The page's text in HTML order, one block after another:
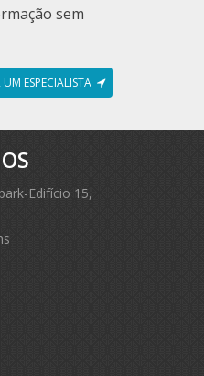
sem
ESPECIALISTA
Edifício 15,